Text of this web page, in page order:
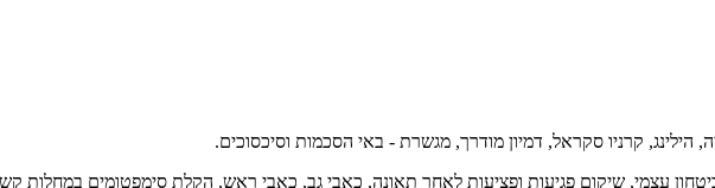
קרניו סקראל, דמיון מודרך, מגשרת - באי הסכמות וסיכסוכים.
עצמי, שיקום פגיעות ופציעות לאחר תאונה, כאבי גב, כאבי ראש, הקלת סימפטומים במחלות